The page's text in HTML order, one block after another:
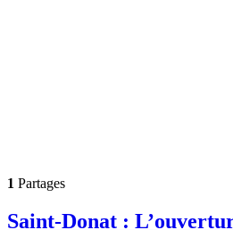
1 Partages
Saint-Donat :